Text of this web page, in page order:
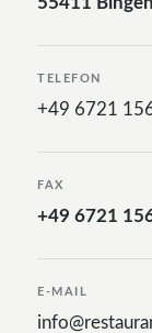
TELEFON
+49 6721
FAX
+49 6721
E-MAIL